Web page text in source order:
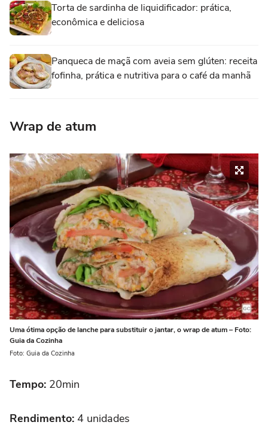
Torta de sardinha de liquidificador: prática,
econômica e deliciosa
Panqueca de maçã com aveia sem glúten: receita
fofinha, prática e nutritiva para o café da manhã
Wrap de atum
Uma ótima opção de lanche para substituir o jantar, o wrap de atum – Foto:
Guia da Cozinha
Foto: Guia da Cozinha
Tempo: 20min
Rendimento: 4 unidades